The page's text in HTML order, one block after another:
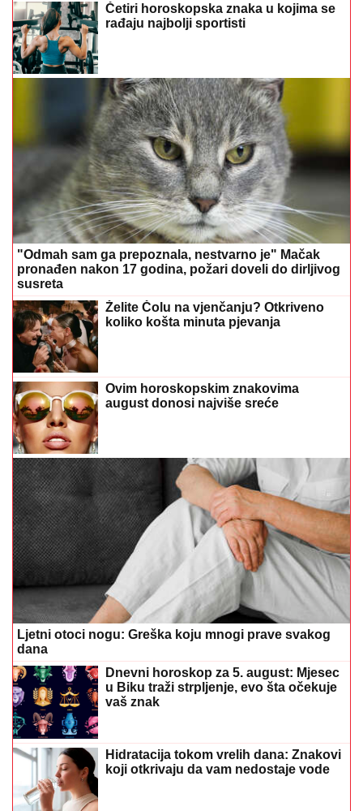
Četiri horoskopska znaka u kojima se
rađaju najbolji sportisti
"Odmah sam ga prepoznala, nestvarno je" Mačak
pronađen nakon 17 godina, požari doveli do dirljivog
susreta
Želite Čolu na vjenčanju? Otkriveno
koliko košta minuta pjevanja
Ovim horoskopskim znakovima
august donosi najviše sreće
Ljetni otoci nogu: Greška koju mnogi prave svakog
dana
Dnevni horoskop za 5. august: Mjesec
u Biku traži strpljenje, evo šta očekuje
vaš znak
Hidratacija tokom vrelih dana: Znakovi
koji otkrivaju da vam nedostaje vode